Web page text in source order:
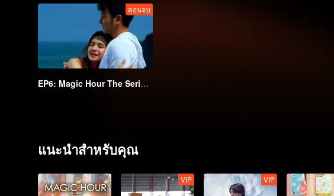
ตอนจบ
EP6: Magic Hour The Series S2
แนะนำสำหรับคุณ
VIP VIP